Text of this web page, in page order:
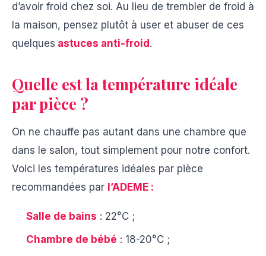
d’avoir froid chez soi. Au lieu de trembler de froid à
la maison, pensez plutôt à user et abuser de ces
quelques astuces anti-froid .
Quelle est la température idéale
par pièce ?
On ne chauffe pas autant dans une chambre que
dans le salon, tout simplement pour notre confort.
Voici les températures idéales par pièce
recommandées par l’ADEME :
Salle de bains : 22°C ;
Chambre de bébé : 18-20°C ;